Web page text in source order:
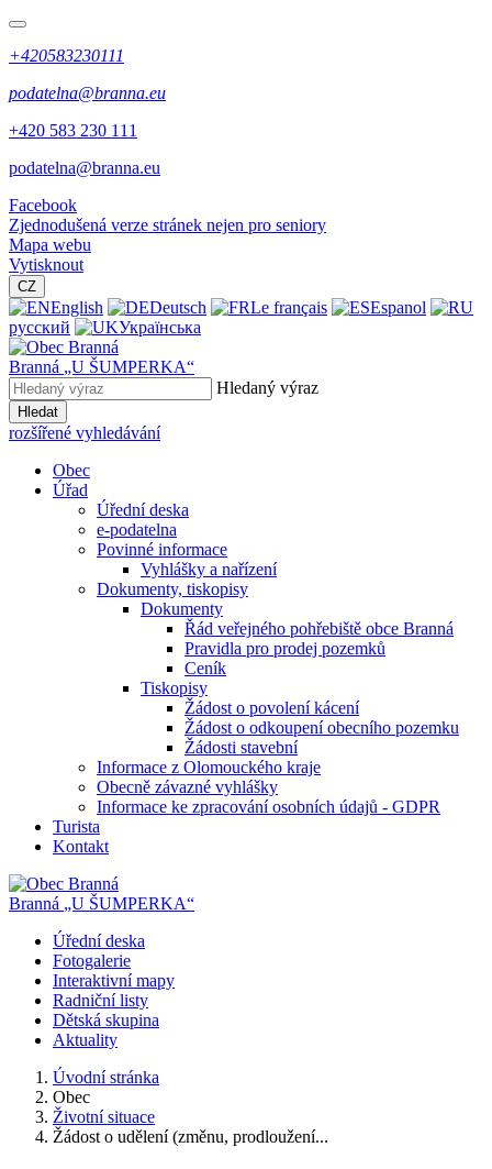
+420583230111
podatelna@branna.eu
+420 583 230 111
podatelna@branna.eu
Facebook
Zjednodušená verze stránek nejen pro seniory
Mapa webu
Vytisknout
CZ
English Deutsch Le français
Espanol
русский
Українська
Branná „U ŠUMPERKA“
Hledaný výraz
Hledat
rozšířené vyhledávání
Obec
Úřad
Úřední deska
e-podatelna
Povinné informace
Vyhlášky a nařízení
Dokumenty, tiskopisy
Dokumenty
Řád veřejného pohřebiště obce Branná
Pravidla pro prodej pozemků
Ceník
Tiskopisy
Žádost o povolení kácení
Žádost o odkoupení obecního pozemku
Žádosti stavební
Informace z Olomouckého kraje
Obecně závazné vyhlášky
Informace ke zpracování osobních údajů - GDPR
Turista
Kontakt
Branná „U ŠUMPERKA“
Úřední deska
Fotogalerie
Interaktivní mapy
Radniční listy
Dětská skupina
Aktuality
Úvodní stránka
Obec
Životní situace
Žádost o udělení (změnu, prodloužení...